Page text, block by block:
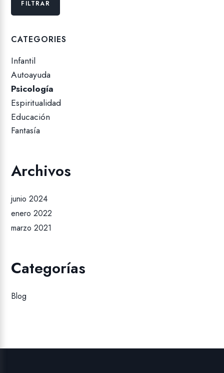
FILTRAR
CATEGORIES
Infantil
Autoayuda
Psicología
Espiritualidad
Educación
Fantasía
Archivos
junio 2024
enero 2022
marzo 2021
Categorías
Blog